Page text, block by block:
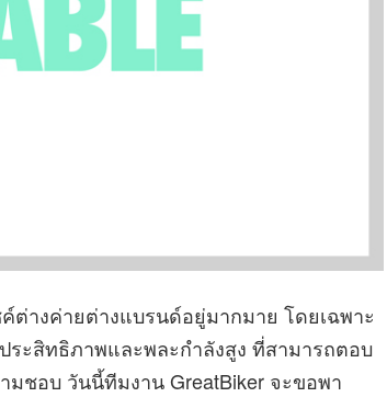
างค่ายต่างแบรนด์อยู่มากมาย โดยเฉพาะ
ะสิทธิภาพและพละกำลังสูง ที่สามารถตอบ
ชอบ วันนี้ทีมงาน GreatBiker จะขอพา